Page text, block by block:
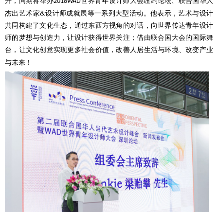
杰出艺术家&设计师成就展等一系列大型活动。他表示，艺术与设计
共同构建了文化生态，通过东西方视角的对话，向世界传达青年设计
师的梦想与创造力，让设计获得世界关注；借由联合国大会的国际舞
台，让文化创意实现更多社会价值，改善人居生活与环境 、改变产业
与未来！